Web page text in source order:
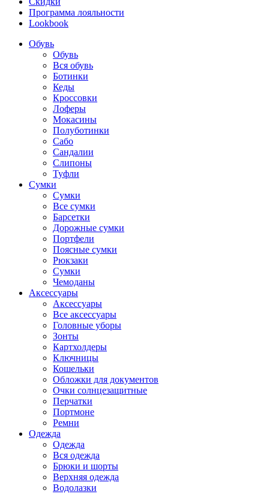
Программа лояльности
Lookbook
Обувь
Обувь
Вся обувь
Ботинки
Кеды
Кроссовки
Лоферы
Мокасины
Полуботинки
Сабо
Сандалии
Слипоны
Туфли
Сумки
Сумки
Все сумки
Барсетки
Дорожные сумки
Портфели
Поясные сумки
Рюкзаки
Сумки
Чемоданы
Аксессуары
Аксессуары
Все аксессуары
Головные уборы
Зонты
Картхолдеры
Ключницы
Кошельки
Обложки для документов
Очки солнцезащитные
Перчатки
Портмоне
Ремни
Одежда
Одежда
Вся одежда
Брюки и шорты
Верхняя одежда
Водолазки